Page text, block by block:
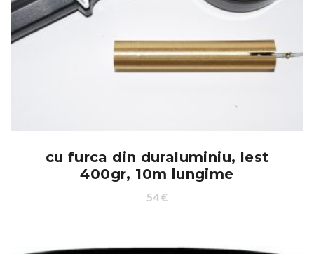
cu furca din duraluminiu, lest
400gr, 10m lungime
54€